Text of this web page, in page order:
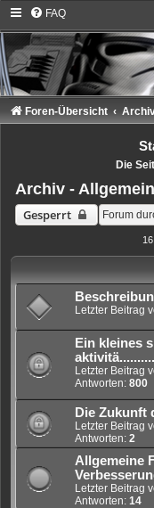
FAQ
Foren-Übersicht
Die
Archiv -
Gesperrt
Letzter Beitrag
Ein kleines
Letzter Beitrag
Antworten: 800
Die Zukunft
Letzter Beitrag
Antworten: 2
Allgemeine
Letzter Beitrag
Antworten: 14